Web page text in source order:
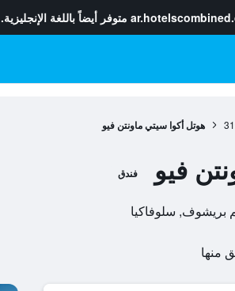
متوفر أيضاً باللغة الإنجليزية.
هوتل أكوا سيتي ماونتن فيو
فيو فندق